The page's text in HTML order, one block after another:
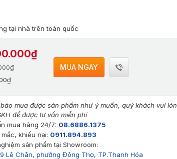
tại nhà trên toàn quốc
MUA NGAY
mua được sản phẩm như ý muốn, quý khách vui
để được tư vấn miễn phí
mua hàng 24/7: 08.6886.1375
khiếu nại: 0911.894.893
sản phẩm tại Showroom:
Lê Chân, phường Đông Thọ, TP.Thanh Hóa